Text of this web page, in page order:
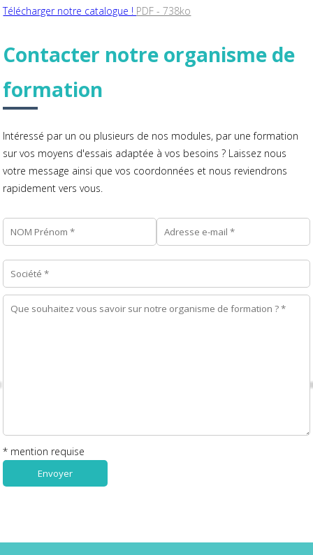
Télécharger notre catalogue ! PDF - 738ko
Contacter notre organisme de
formation
Intéressé par un ou plusieurs de nos modules, par une formation
sur vos moyens d'essais adaptée à vos besoins ? Laissez nous
votre message ainsi que vos coordonnées et nous reviendrons
rapidement vers vous.
* mention requise
Envoyer